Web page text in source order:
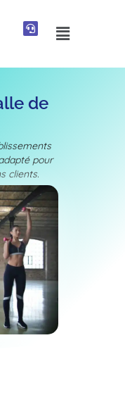
de
pour
clients.